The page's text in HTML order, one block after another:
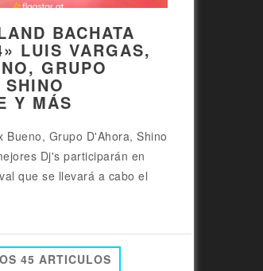
BACHATA
LUIS VARGAS,
GRUPO
SHINO
Y MÁS
Bueno, Grupo D'Ahora, Shino
Dj's participarán en
que se llevará a cabo el
45 ARTICULOS